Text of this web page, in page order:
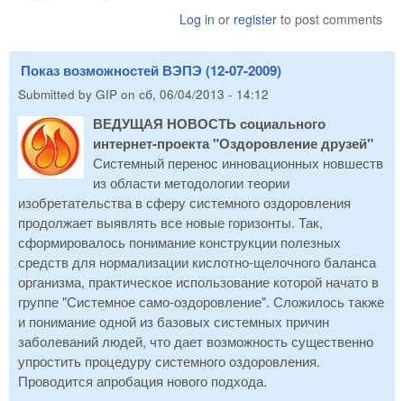
Log in or register to post comments
Показ возможностей ВЭПЭ (12-07-2009)
Submitted by GIP on сб, 06/04/2013 - 14:12
ВЕДУЩАЯ НОВОСТЬ социального
интернет-проекта "Оздоровление друзей"
Системный перенос инновационных новшеств
из области методологии теории
изобретательства в сферу системного оздоровления
продолжает выявлять все новые горизонты. Так,
сформировалось понимание конструкции полезных
средств для нормализации кислотно-щелочного баланса
организма, практическое использование которой начато в
группе "Системное само-оздоровление". Сложилось также
и понимание одной из базовых системных причин
заболеваний людей, что дает возможность существенно
упростить процедуру системного оздоровления.
Проводится апробация нового подхода.